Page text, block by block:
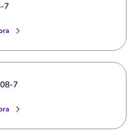
7
7